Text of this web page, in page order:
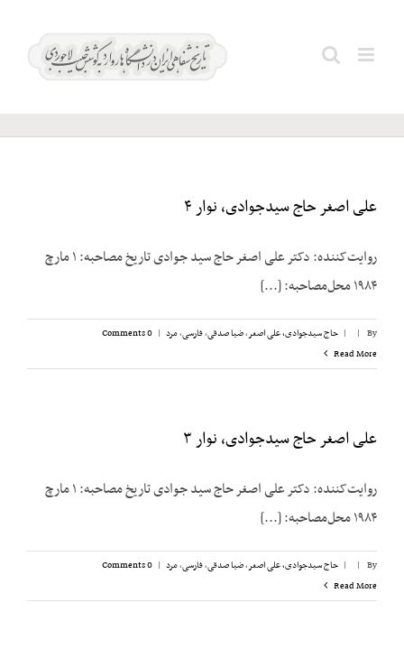
روزنامه
علی اصغر حاج سیدجوادی، نوار ۴
روایت‌کننده: دکتر علی اصغر حاج سید جوادی تاریخ مصاحبه: ۱ مارچ
۱۹۸۴ محل‌مصاحبه: [...]
By
|
| حاج سیدجوادی، علی اصغر,ضیا صدقی,فارسی,مرد |
0 Comments
Read More
علی اصغر حاج سیدجوادی، نوار ۳
روایت‌کننده: دکتر علی اصغر حاج سید جوادی تاریخ مصاحبه: ۱ مارچ
۱۹۸۴ محل‌مصاحبه: [...]
By
|
| حاج سیدجوادی، علی اصغر,ضیا صدقی,فارسی,مرد |
0 Comments
Read More